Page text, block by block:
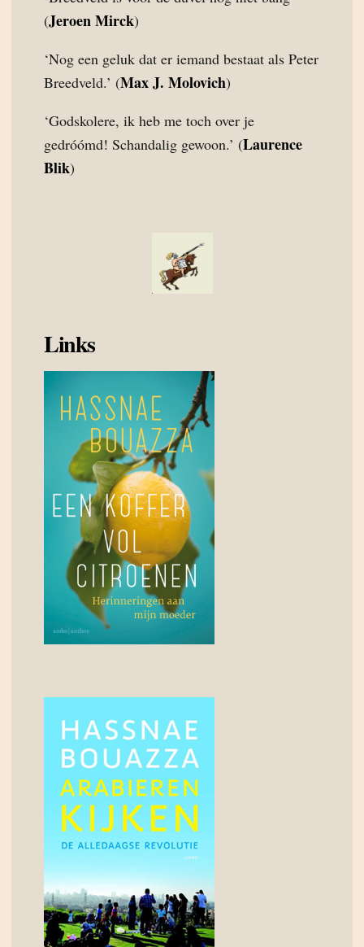
(Jeroen Mirck)
‘Nog een geluk dat er iemand bestaat als Peter
Breedveld.’ (Max J. Molovich)
‘Godskolere, ik heb me toch over je
gedróómd! Schandalig gewoon.’ (Laurence
Blik)
Links